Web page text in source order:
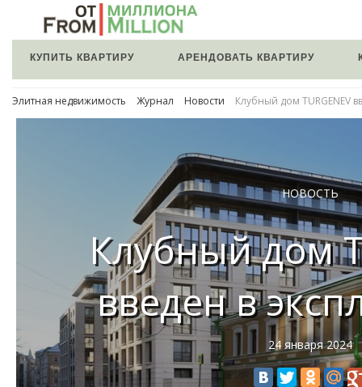
КУПИТЬ КВАРТИРУ АРЕНДОВАТЬ КВАРТИРУ
Элитная недвижимость Журнал Новости Клубный дом TURGENEV
НОВОСТЬ
Клубный дом
введен в
24 января 2024